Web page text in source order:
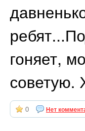
гоняет,
советую.
0 Нет